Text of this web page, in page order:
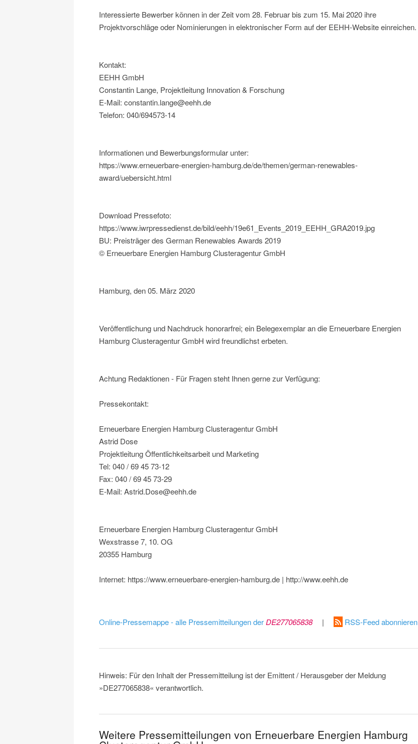
Interessierte Bewerber können in der Zeit vom 28. Februar bis zum 15. Mai 2020 ihre
Projektvorschläge oder Nominierungen in elektronischer Form auf der EEHH-Website einreichen.
Kontakt:
EEHH GmbH
Constantin Lange, Projektleitung Innovation & Forschung
E-Mail: constantin.lange@eehh.de
Telefon: 040/694573-14
Informationen und Bewerbungsformular unter:
https://www.erneuerbare-energien-hamburg.de/de/themen/german-renewables-
award/uebersicht.html
Download Pressefoto:
https://www.iwrpressedienst.de/bild/eehh/19e61_Events_2019_EEHH_GRA2019.jpg
BU: Preisträger des German Renewables Awards 2019
© Erneuerbare Energien Hamburg Clusteragentur GmbH
Hamburg, den 05. März 2020
Veröffentlichung und Nachdruck honorarfrei; ein Belegexemplar an die Erneuerbare Energien
Hamburg Clusteragentur GmbH wird freundlichst erbeten.
Achtung Redaktionen - Für Fragen steht Ihnen gerne zur Verfügung:
Pressekontakt:
Erneuerbare Energien Hamburg Clusteragentur GmbH
Astrid Dose
Projektleitung Öffentlichkeitsarbeit und Marketing
Tel: 040 / 69 45 73-12
Fax: 040 / 69 45 73-29
E-Mail: Astrid.Dose@eehh.de
Erneuerbare Energien Hamburg Clusteragentur GmbH
Wexstrasse 7, 10. OG
20355 Hamburg
Internet: https://www.erneuerbare-energien-hamburg.de | http://www.eehh.de
Online-Pressemappe - alle Pressemitteilungen derDE277065838 | RSS-Feed abonnieren
Hinweis: Für den Inhalt der Pressemitteilung ist der Emittent / Herausgeber der Meldung
»DE277065838« verantwortlich.
Weitere Pressemitteilungen von Erneuerbare Energien Hamburg